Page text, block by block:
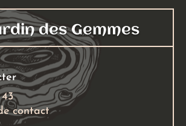
des Gemmes
contact